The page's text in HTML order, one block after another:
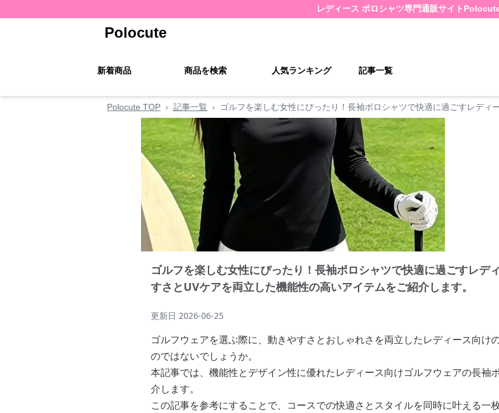
レディース ポロシャツ専門通販サイト
Polocute
新着商品 商品を検索 人気ランキング 記事一覧
Polocute TOP › 記事一覧 › ゴルフを楽しむ女性にぴったり！長袖ポロシャツで快適に過ごすレデ
ゴルフを楽しむ女性にぴったり！長袖ポロシャツで快適に過ごすレデ
すさとUVケアを両立した機能性の高いアイテムをご紹介します。
更新日 2026-06-25
ゴルフウェアを選ぶ際に、動きやすさとおしゃれさを両立したレディース向け
のではないでしょうか。
本記事では、機能性とデザイン性に優れたレディース向けゴルフウェアの長袖
介します。
この記事を参考にすることで、コースでの快適さとスタイルを同時に叶える一